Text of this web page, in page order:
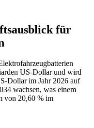
für
US-Dollar und wird
Dollar im Jahr 2026 auf
wachsen, was einem
von 20,60 % im